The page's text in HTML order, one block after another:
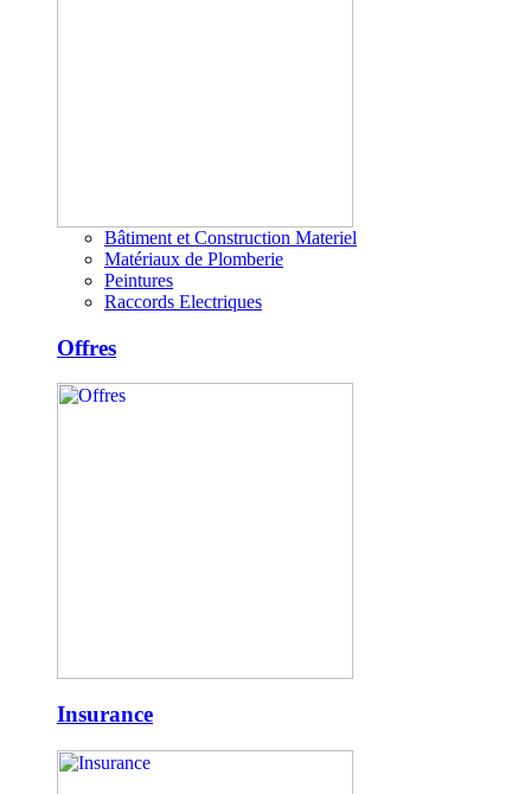
Bâtiment et Construction Materiel
Matériaux de Plomberie
Peintures
Raccords Electriques
Offres
Insurance